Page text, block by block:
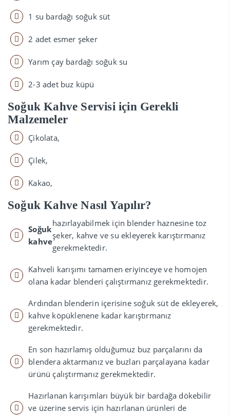
1 su bardağı soğuk süt
2 adet esmer şeker
Yarım çay bardağı soğuk su
2-3 adet buz küpü
Soğuk Kahve Servisi için Gerekli
Malzemeler
Çikolata,
Çilek,
Kakao,
Soğuk Kahve Nasıl Yapılır?
Soğuk
kahve
hazırlayabilmek için blender haznesine toz
şeker, kahve ve su ekleyerek karıştırmanız
gerekmektedir.
Kahveli karışımı tamamen eriyinceye ve homojen
olana kadar blenderi çalıştırmanız gerekmektedir.
Ardından blenderin içerisine soğuk süt de ekleyerek,
kahve köpüklenene kadar karıştırmanız
gerekmektedir.
En son hazırlamış olduğumuz buz parçalarını da
blendera aktarmanız ve buzları parçalayana kadar
ürünü çalıştırmanız gerekmektedir.
Hazırlanan karışımları büyük bir bardağa dökebilir
ve üzerine servis için hazırlanan ürünleri de